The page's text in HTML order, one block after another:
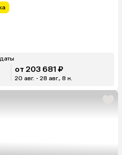
от 203 681 ₽
20 авг. - 28 авг., 8 н.